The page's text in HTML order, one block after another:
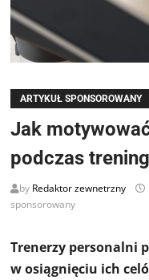
ARTYKUŁ SPONSOROWANY
Jak
podczas
by Redaktor zewnetrzny
sponsorowany
Trenerzy personalni
w osiągnięciu ich